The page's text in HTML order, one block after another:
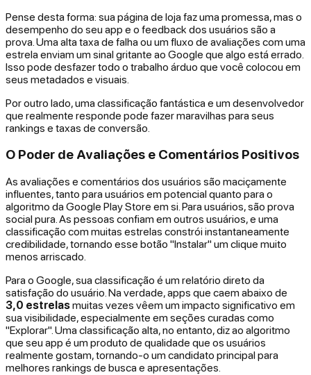
Pense desta forma: sua página de loja faz uma promessa, mas o
desempenho do seu app e o feedback dos usuários são a
prova. Uma alta taxa de falha ou um fluxo de avaliações com uma
estrela enviam um sinal gritante ao Google que algo está errado.
Isso pode desfazer todo o trabalho árduo que você colocou em
seus metadados e visuais.
Por outro lado, uma classificação fantástica e um desenvolvedor
que realmente responde pode fazer maravilhas para seus
rankings e taxas de conversão.
O Poder de Avaliações e Comentários Positivos
As avaliações e comentários dos usuários são maciçamente
influentes, tanto para usuários em potencial quanto para o
algoritmo da Google Play Store em si. Para usuários, são prova
social pura. As pessoas confiam em outros usuários, e uma
classificação com muitas estrelas constrói instantaneamente
credibilidade, tornando esse botão "Instalar" um clique muito
menos arriscado.
Para o Google, sua classificação é um relatório direto da
satisfação do usuário. Na verdade, apps que caem abaixo de
3,0 estrelasmuitas vezes vêem um impacto significativo em
sua visibilidade, especialmente em seções curadas como
"Explorar". Uma classificação alta, no entanto, diz ao algoritmo
que seu app é um produto de qualidade que os usuários
realmente gostam, tornando-o um candidato principal para
melhores rankings de busca e apresentações.